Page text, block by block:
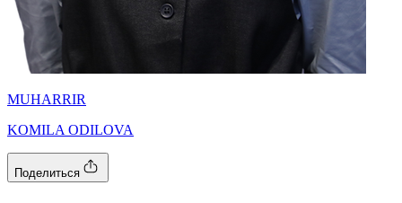
MUHARRIR
KOMILA ODILOVA
Поделиться